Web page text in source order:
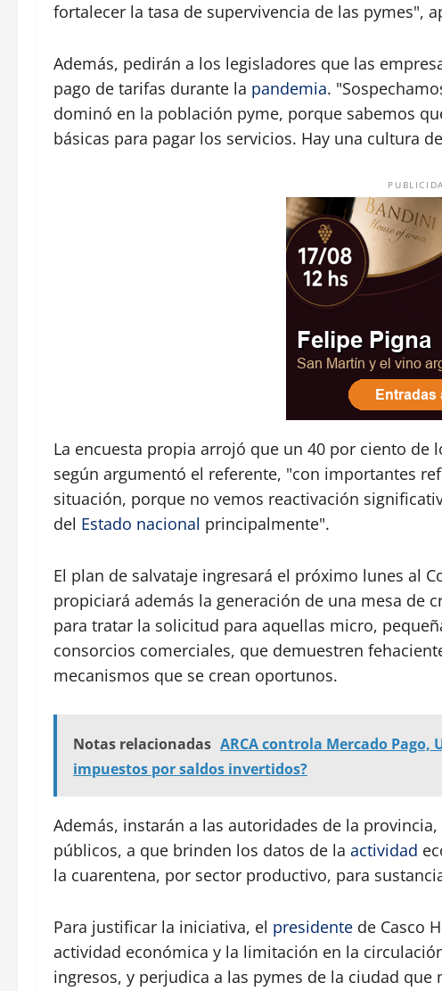
fortalecer la tasa de supervivencia de las pymes",
Además, pedirán a los legisladores que las
pago de tarifas durante la pandemia.
dominó en la población pyme, porque sabemos
básicas para pagar los servicios. Hay una cultura
La encuesta propia arrojó que un 40 por ciento de
según argumentó el referente, "con importantes
situación, porque no vemos reactivación
del Estado nacional principalmente".
El plan de salvataje ingresará el próximo lunes al
propiciará además la generación de una mesa de
para tratar la solicitud para aquellas micro,
consorcios comerciales, que demuestren
mecanismos que se crean oportunos.
Notas relacionadas ARCA controla Mercado
impuestos por saldos invertidos?
Además, instarán a las autoridades de la
públicos, a que brinden los datos de la actividad
la cuarentena, por sector productivo, para
Para justificar la iniciativa, el presidente de Casco
actividad económica y la limitación en la
ingresos, y perjudica a las pymes de la ciudad